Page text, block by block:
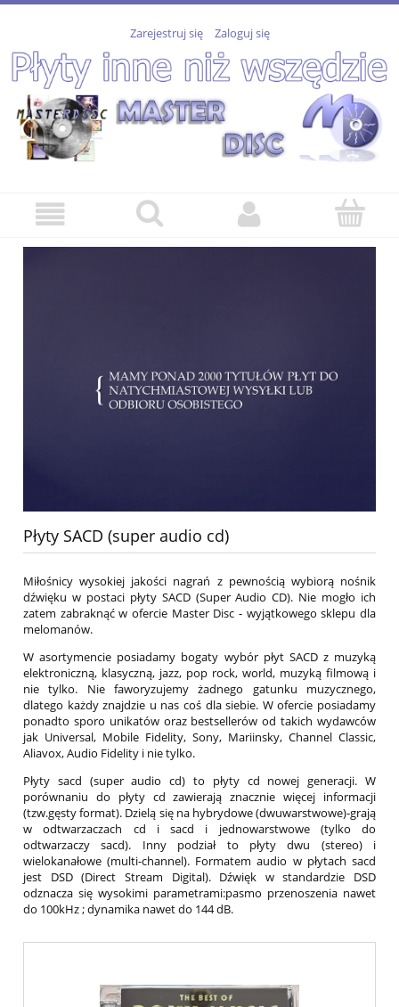
Zarejestruj się Zaloguj się
Płyty SACD (super audio cd)
Miłośnicy wysokiej jakości nagrań z pewnością wybiorą nośnik
dźwięku w postaci płyty SACD (Super Audio CD). Nie mogło ich
zatem zabraknąć w ofercie Master Disc - wyjątkowego sklepu dla
melomanów.
W asortymencie posiadamy bogaty wybór płyt SACD z muzyką
elektroniczną, klasyczną, jazz, pop rock, world, muzyką filmową i
nie tylko. Nie faworyzujemy żadnego gatunku muzycznego,
dlatego każdy znajdzie u nas coś dla siebie. W ofercie posiadamy
ponadto sporo unikatów oraz bestsellerów od takich wydawców
jak Universal, Mobile Fidelity, Sony, Mariinsky, Channel Classic,
Aliavox, Audio Fidelity i nie tylko.
Płyty sacd (super audio cd) to płyty cd nowej generacji. W
porównaniu do płyty cd zawierają znacznie więcej informacji
(tzw.gęsty format). Dzielą się na hybrydowe (dwuwarstwowe)-grają
w odtwarzaczach cd i sacd i jednowarstwowe (tylko do
odtwarzaczy sacd). Inny podział to płyty dwu (stereo) i
wielokanałowe (multi-channel). Formatem audio w płytach sacd
jest DSD (Direct Stream Digital). Dźwięk w standardzie DSD
odznacza się wysokimi parametrami:pasmo przenoszenia nawet
do 100kHz ; dynamika nawet do 144 dB.